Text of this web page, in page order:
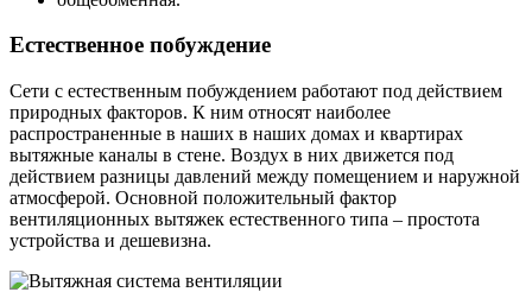
Естественное побуждение
Сети с естественным побуждением работают под действием
природных факторов. К ним относят наиболее
распространенные в наших в наших домах и квартирах
вытяжные каналы в стене. Воздух в них движется под
действием разницы давлений между помещением и наружной
атмосферой. Основной положительный фактор
вентиляционных вытяжек естественного типа – простота
устройства и дешевизна.